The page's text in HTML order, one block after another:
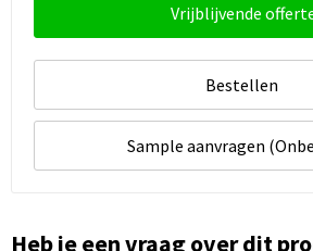
Vrijblijvende
Bestellen
Sample aanvragen
Heb je een vraag over dit